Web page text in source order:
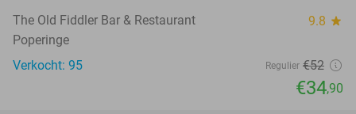
The Old Fiddler Bar & Restaurant 9.8 star
Poperinge
Verkocht: 95
Regulier €52
€34,90